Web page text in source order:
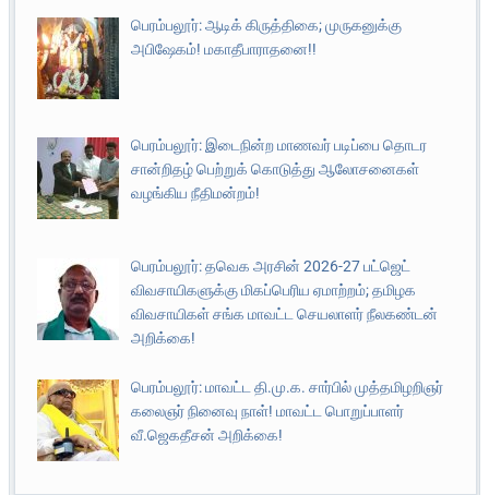
பெரம்பலூர்: ஆடிக் கிருத்திகை; முருகனுக்கு
அபிஷேகம்! மகாதீபாராதனை!!
பெரம்பலூர்: இடைநின்ற மாணவர் படிப்பை தொடர
சான்றிதழ் பெற்றுக் கொடுத்து ஆலோசனைகள்
வழங்கிய நீதிமன்றம்!
பெரம்பலூர்: தவெக அரசின் 2026-27 பட்ஜெட்
விவசாயிகளுக்கு மிகப்பெரிய ஏமாற்றம்; தமிழக
விவசாயிகள் சங்க மாவட்ட செயலாளர் நீலகண்டன்
அறிக்கை!
பெரம்பலூர்: மாவட்ட தி.மு.க. சார்பில் முத்தமிழறிஞர்
கலைஞர் நினைவு நாள்! மாவட்ட பொறுப்பாளர்
வீ.ஜெகதீசன் அறிக்கை!